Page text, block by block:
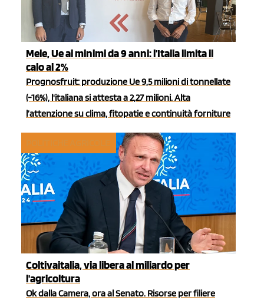
Mele, Ue ai minimi da 9 anni: l’Italia limita il
calo al 2%
Prognosfruit: produzione Ue 9,5 milioni di tonnellate
(-16%), l'italiana si attesta a 2,27 milioni. Alta
l’attenzione su clima, fitopatie e continuità forniture
Coltivaitalia, via libera al miliardo per
l'agricoltura
Ok dalla Camera, ora al Senato. Risorse per filiere